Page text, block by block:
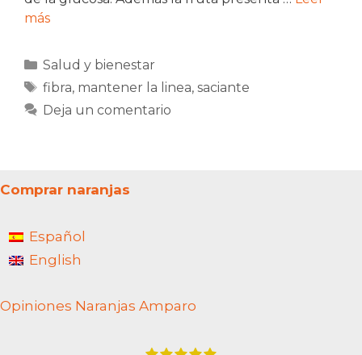
más
Categorías
Salud y bienestar
Etiquetas
fibra, mantener la linea, saciante
Deja un comentario
Comprar naranjas
Español
English
Opiniones Naranjas Amparo